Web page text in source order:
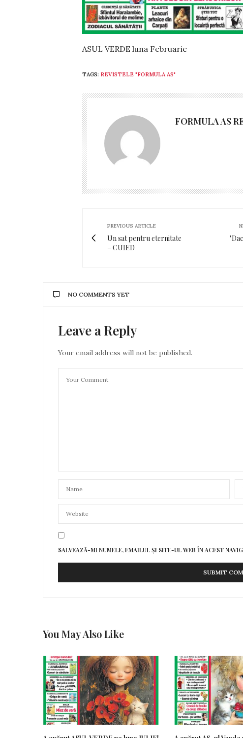
ASUL VERDE luna Februarie
TAGS: REVISTELE "FORMULA AS"
FORMULA AS
PREVIOUS ARTICLE
Un sat pentru eternitate
– CUIED
NO COMMENTS YET
Leave a Reply
Your email address will not be published.
SALVEAZĂ-MI NUMELE, EMAILUL ȘI SITE-UL WEB ÎN ACEST
You May Also Like